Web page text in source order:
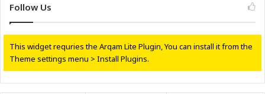
Follow Us
This widget requries the Arqam Lite Plugin, You can install it from the
Theme settings menu > Install Plugins.